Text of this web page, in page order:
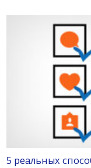
5 реальных